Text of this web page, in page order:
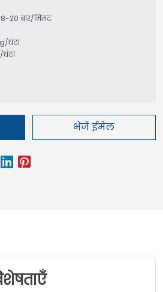
20 बार/मिनट
घंटा
भेजें ईमेल